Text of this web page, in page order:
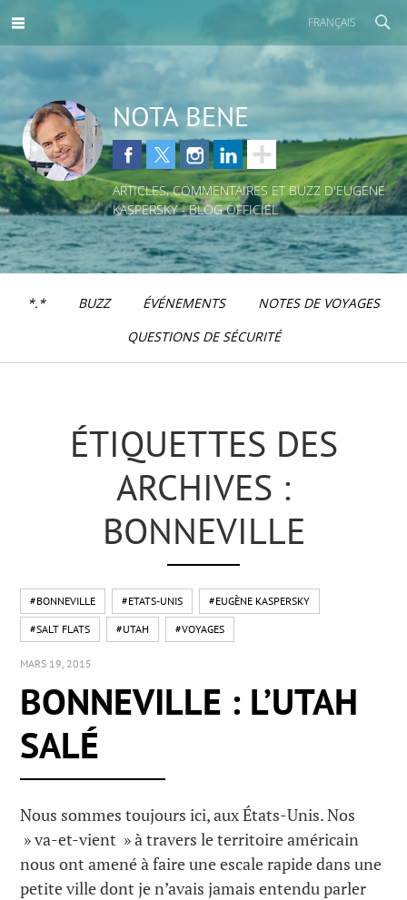
FRANÇAIS
NOTA BENE
ARTICLES, COMMENTAIRES ET BUZZ D'EUGENE
KASPERSKY - BLOG OFFICIEL
*.* BUZZ ÉVÉNEMENTS
NOTES DE VOYAGES
QUESTIONS DE SÉCURITÉ
ÉTIQUETTES DES
ARCHIVES :
BONNEVILLE
#BONNEVILLE #ETATS-UNIS #EUGÈNE KASPERSKY
#SALT FLATS #UTAH #VOYAGES
MARS 19, 2015
BONNEVILLE : L’UTAH
SALÉ
Nous sommes toujours ici, aux États-Unis. Nos
» va-et-vient » à travers le territoire américain
nous ont amené à faire une escale rapide dans une
petite ville dont je n’avais jamais entendu parler